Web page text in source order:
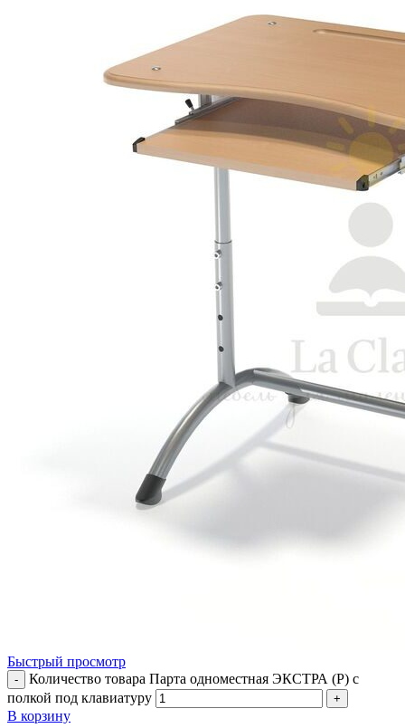
Быстрый просмотр
-
Количество товара Парта одноместная ЭКСТРА (Р) с
полкой под клавиатуру
+
В корзину